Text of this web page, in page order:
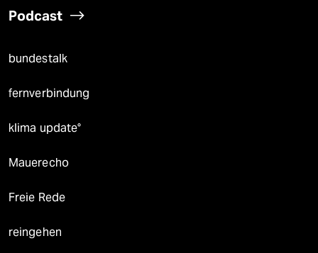
Podcast
bundestalk
fernverbindung
klima update°
Mauerecho
Freie Rede
reingehen